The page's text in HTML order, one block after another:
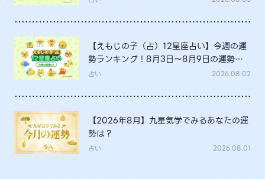
【えもじの子（占）12星座占い】今週の運
勢ランキング！8月3日～8月9日の運勢
は？
占い 2026.08.02
【2026年8月】九星気学でみるあなたの運
勢は？
占い 2026.08.01